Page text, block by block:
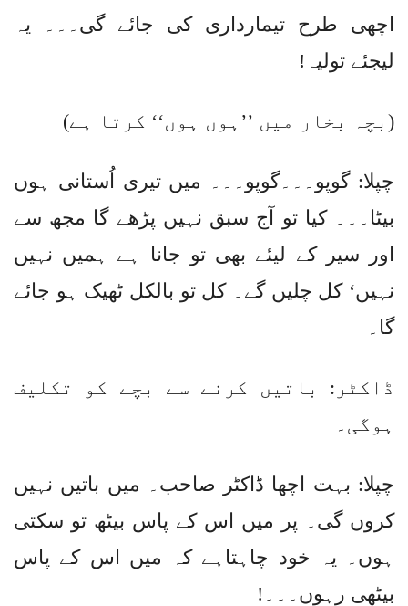
اچھی طرح تیمارداری کی جائے گی۔۔۔ یہ
لیجئے تولیہ!
(بچہ بخار میں ’’ہوں ہوں‘‘ کرتا ہے)
چپلا: گوپو۔۔۔گوپو۔۔۔ میں تیری اُستانی ہوں
بیٹا۔۔۔ کیا تو آج سبق نہیں پڑھے گا مجھ سے
اور سیر کے لیئے بھی تو جانا ہے ہمیں نہیں
نہیں‘ کل چلیں گے۔ کل تو بالکل ٹھیک ہو جائے
گا۔
ڈاکٹر: باتیں کرنے سے بچے کو تکلیف
ہوگی۔
چپلا: بہت اچھا ڈاکٹر صاحب۔ میں باتیں نہیں
کروں گی۔ پر میں اس کے پاس بیٹھ تو سکتی
ہوں۔ یہ خود چاہتاہے کہ میں اس کے پاس
بیٹھی رہوں۔۔۔!